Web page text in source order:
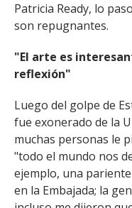
Patricia Ready, lo
son repugnantes.
"El arte es
reflexión"
Luego del golpe de
fue exonerado de la
muchas personas le
"todo el mundo nos
ejemplo, una
en la Embajada; la